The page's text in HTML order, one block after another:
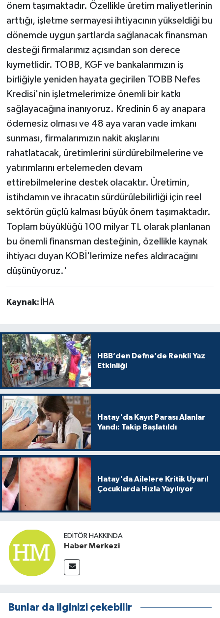
önem taşımaktadır. Özellikle üretim maliyetlerinin
arttığı, işletme sermayesi ihtiyacının yükseldiği bu
dönemde uygun şartlarda sağlanacak finansman
desteği firmalarımız açısından son derece
kıymetlidir. TOBB, KGF ve bankalarımızın iş
birliğiyle yeniden hayata geçirilen TOBB Nefes
Kredisi'nin işletmelerimize önemli bir katkı
sağlayacağına inanıyoruz. Kredinin 6 ay anapara
ödemesiz olması ve 48 aya varan vade imkanı
sunması, firmalarımızın nakit akışlarını
rahatlatacak, üretimlerini sürdürebilmelerine ve
yatırımlarını ertelemeden devam
ettirebilmelerine destek olacaktır. Üretimin,
istihdamın ve ihracatın sürdürülebilirliği için reel
sektörün güçlü kalması büyük önem taşımaktadır.
Toplam büyüklüğü 100 milyar TL olarak planlanan
bu önemli finansman desteğinin, özellikle kaynak
ihtiyacı duyan KOBİ'lerimize nefes aldıracağını
düşünüyoruz.'
Kaynak: İHA
HBB’den Defne’de Renkli Yaz
Etkinliği
Hatay'da Kayıt Parası Alanlar
Yandı: Takip Başlatıldı
Hatay'da Ailelere Kritik Uyarı!
Çocuklarda Hızla Yayılıyor
EDITÖR HAKKINDA
Haber Merkezi
Bunlar da ilginizi çekebilir